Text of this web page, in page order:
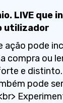
LIVE que
utilizador
ação pode
compra ou
e distinto.
pode